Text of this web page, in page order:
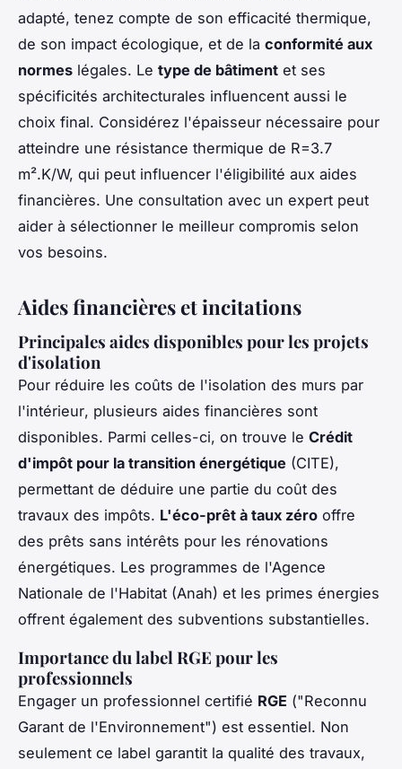
adapté, tenez compte de son efficacité thermique,
de son impact écologique, et de la conformité aux
normes légales. Le type de bâtiment et ses
spécificités architecturales influencent aussi le
choix final. Considérez l'épaisseur nécessaire pour
atteindre une résistance thermique de R=3.7
m².K/W, qui peut influencer l'éligibilité aux aides
financières. Une consultation avec un expert peut
aider à sélectionner le meilleur compromis selon
vos besoins.
Aides financières et incitations
Principales aides disponibles pour les projets
d'isolation
Pour réduire les coûts de l'isolation des murs par
l'intérieur, plusieurs aides financières sont
disponibles. Parmi celles-ci, on trouve le Crédit
d'impôt pour la transition énergétique (CITE),
permettant de déduire une partie du coût des
travaux des impôts. L'éco-prêt à taux zéro offre
des prêts sans intérêts pour les rénovations
énergétiques. Les programmes de l'Agence
Nationale de l'Habitat (Anah) et les primes énergies
offrent également des subventions substantielles.
Importance du label RGE pour les
professionnels
Engager un professionnel certifié RGE ("Reconnu
Garant de l'Environnement") est essentiel. Non
seulement ce label garantit la qualité des travaux,